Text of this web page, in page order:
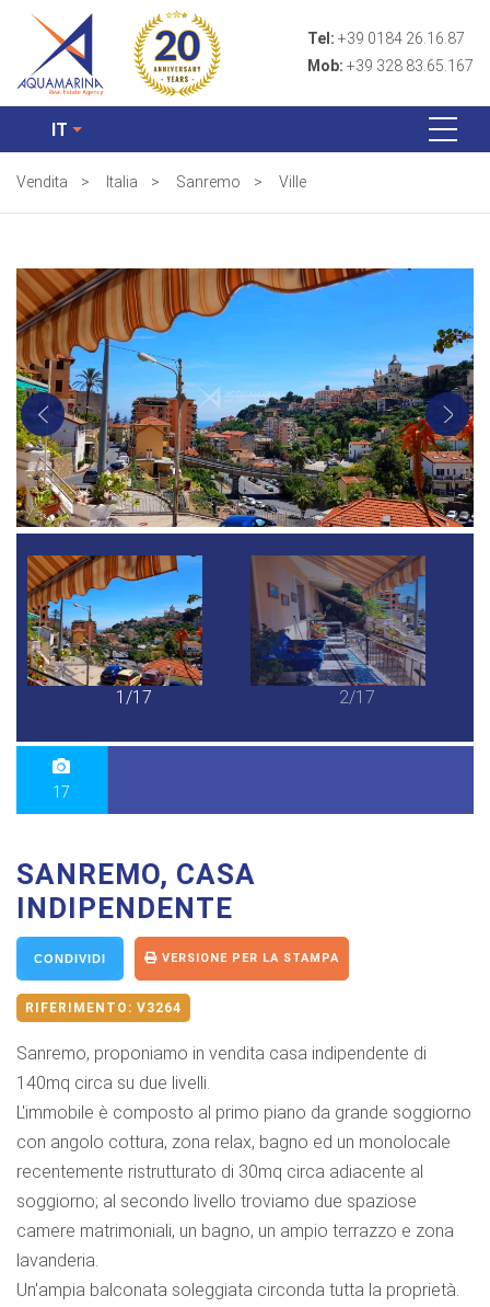
Tel: +39 0184 26.16.87
Mob: +39 328 83.65.167
IT
Vendita > Italia > Sanremo > Ville
1/17 2/17
17
SANREMO, CASA
INDIPENDENTE
CONDIVIDI VERSIONE PER LA STAMPA
RIFERIMENTO: V3264
Sanremo, proponiamo in vendita casa indipendente di
140mq circa su due livelli.
L'immobile è composto al primo piano da grande soggiorno
con angolo cottura, zona relax, bagno ed un monolocale
recentemente ristrutturato di 30mq circa adiacente al
soggiorno; al secondo livello troviamo due spaziose
camere matrimoniali, un bagno, un ampio terrazzo e zona
lavanderia.
Un'ampia balconata soleggiata circonda tutta la proprietà.